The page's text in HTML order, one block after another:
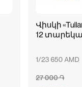
Վիսկի
12
1/23 650 AMD
27 000 ֏